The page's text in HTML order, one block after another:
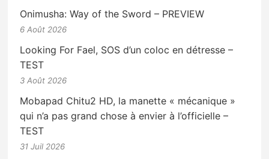
Onimusha: Way of the Sword – PREVIEW
6 Août 2026
Looking For Fael, SOS d’un coloc en détresse –
TEST
3 Août 2026
Mobapad Chitu2 HD, la manette « mécanique »
qui n’a pas grand chose à envier à l’officielle –
TEST
31 Juil 2026